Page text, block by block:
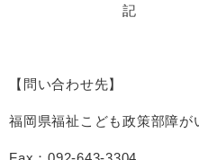
記
【問い合わせ先】
福岡県福祉こども政策部障